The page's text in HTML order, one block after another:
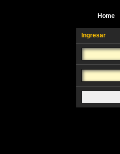
Home
Ingresar